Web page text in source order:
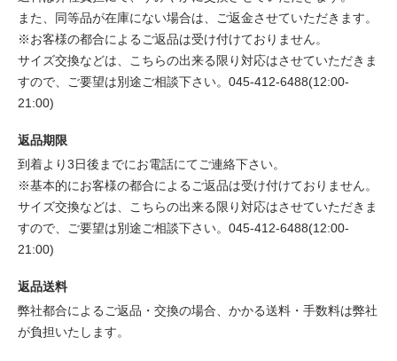
また、同等品が在庫にない場合は、ご返金させていただきます。
※お客様の都合によるご返品は受け付けておりません。
サイズ交換などは、こちらの出来る限り対応はさせていただきま
すので、ご要望は別途ご相談下さい。045-412-6488(12:00-
21:00)
返品期限
到着より3日後までにお電話にてご連絡下さい。
※基本的にお客様の都合によるご返品は受け付けておりません。
サイズ交換などは、こちらの出来る限り対応はさせていただきま
すので、ご要望は別途ご相談下さい。045-412-6488(12:00-
21:00)
返品送料
弊社都合によるご返品・交換の場合、かかる送料・手数料は弊社
が負担いたします。